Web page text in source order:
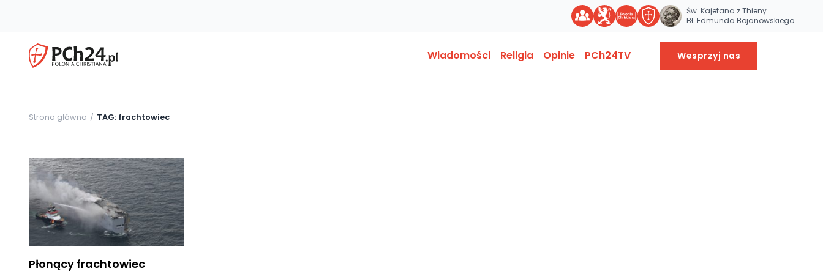
Św. Kajetana z Thieny
Bł. Edmunda Bojanowskiego
Wiadomości Religia Opinie PCh24TV Wesprzyj nas
Strona główna TAG: frachtowiec
Płonący frachtowiec